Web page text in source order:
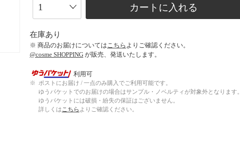
カートに入れる
在庫あり
※ 商品のお届けについては こちら よりご確認ください。
@cosme SHOPPING が販売、発送いたします。
利用可
※ ポストにお届け / 一点のみ購入でご利用可能です。
ゆうパケットでのお届けの場合はサンプル・ノベルティが対象外となります。
ゆうパケットには破損・紛失の保証はございません。
詳しくはこちら よりご確認ください。